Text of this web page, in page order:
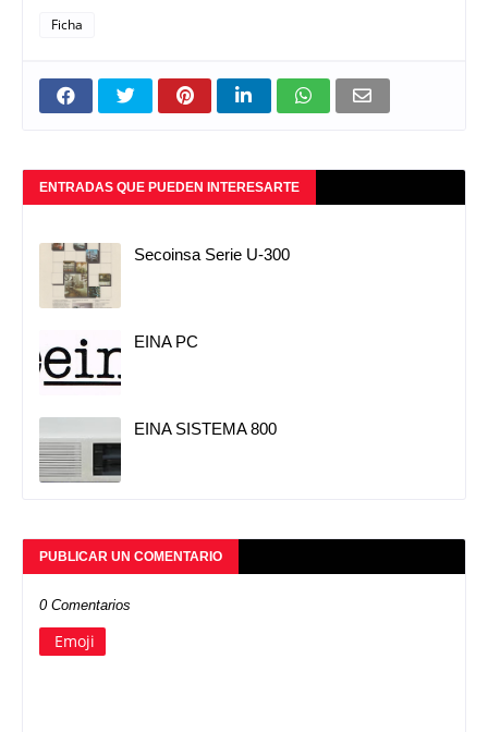
Ficha
ENTRADAS QUE PUEDEN INTERESARTE
Secoinsa Serie U-300
EINA PC
EINA SISTEMA 800
PUBLICAR UN COMENTARIO
0 Comentarios
Emoji